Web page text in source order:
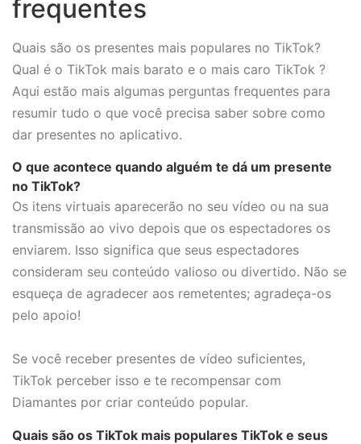
frequentes
Quais são os presentes mais populares no TikTok?
Qual é o TikTok mais barato e o mais caro TikTok ?
Aqui estão mais algumas perguntas frequentes para
resumir tudo o que você precisa saber sobre como
dar presentes no aplicativo.
O que acontece quando alguém te dá um presente
no TikTok?
Os itens virtuais aparecerão no seu vídeo ou na sua
transmissão ao vivo depois que os espectadores os
enviarem. Isso significa que seus espectadores
consideram seu conteúdo valioso ou divertido. Não se
esqueça de agradecer aos remetentes; agradeça-os
pelo apoio!
Se você receber presentes de vídeo suficientes,
TikTok perceber isso e te recompensar com
Diamantes por criar conteúdo popular.
Quais são os TikTok mais populares TikTok e seus